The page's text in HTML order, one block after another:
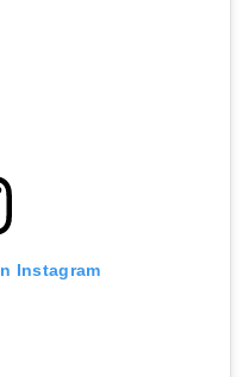
Instagram